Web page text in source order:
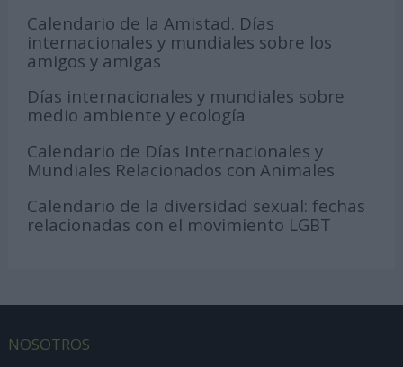
Calendario de la Amistad. Días
internacionales y mundiales sobre los
amigos y amigas
Días internacionales y mundiales sobre
medio ambiente y ecología
Calendario de Días Internacionales y
Mundiales Relacionados con Animales
Calendario de la diversidad sexual: fechas
relacionadas con el movimiento LGBT
NOSOTROS